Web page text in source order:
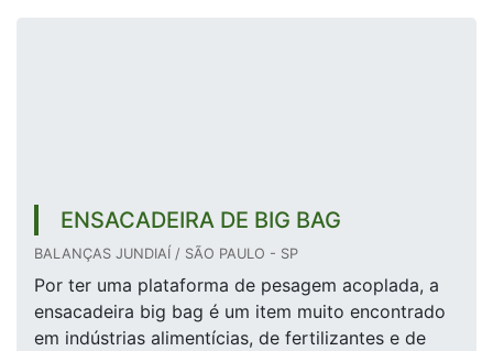
ENSACADEIRA DE BIG BAG
BALANÇAS JUNDIAÍ / SÃO PAULO - SP
Por ter uma plataforma de pesagem acoplada, a
ensacadeira big bag é um item muito encontrado
em indústrias alimentícias, de fertilizantes e de